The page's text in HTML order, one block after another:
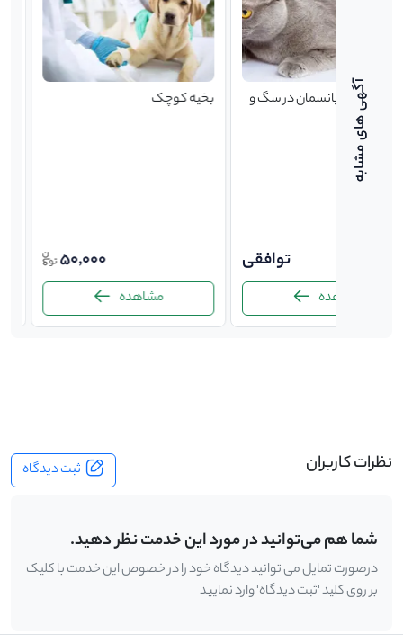
در سگ و بخیه کوچک
نظرات کاربران ثبت دیدگاه
شما هم می‌توانید در مورد این خدمت نظر دهید.
درصورت تمایل می توانید دیدگاه خود را در خصوص این خدمت با کلیک
بر روی کلید 'ثبت دیدگاه' وارد نمایید